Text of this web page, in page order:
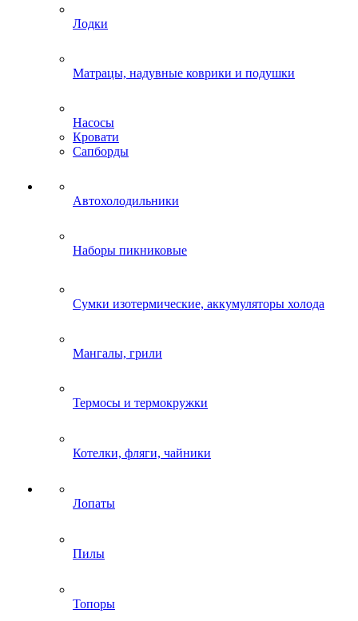
Лодки
Матрацы, надувные коврики и подушки
Насосы
Кровати
Сапборды
Автохолодильники
Наборы пикниковые
Сумки изотермические, аккумуляторы холода
Мангалы, грили
Термосы и термокружки
Котелки, фляги, чайники
Лопаты
Пилы
Топоры